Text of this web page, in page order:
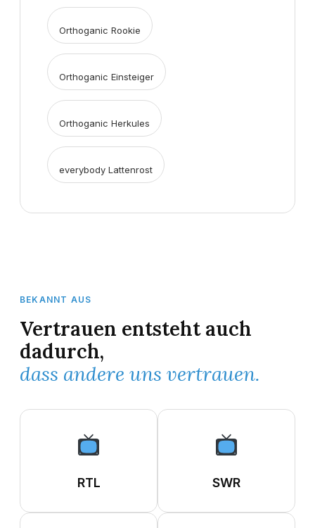
Orthoganic Rookie
Orthoganic Einsteiger
Orthoganic Herkules
everybody Lattenrost
BEKANNT AUS
Vertrauen entsteht auch
dadurch,
dass andere uns vertrauen.
RTL SWR